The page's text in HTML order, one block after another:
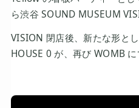
ら渋谷 SOUND MUSEUM
VISION 閉店後、新たな形と
HOUSE 0 が、再び WOMB に